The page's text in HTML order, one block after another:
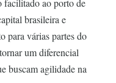
facilitado ao porto de
brasileira e
para várias partes do
um diferencial
buscam agilidade na